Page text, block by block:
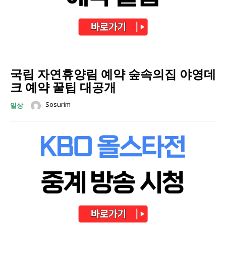
국립 자연휴양림 예약 숲속의집 야영데
크 예약 꿀팁 대공개
일상 Sosurim